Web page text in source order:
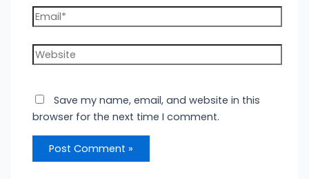
Email*
Website
Save my name, email, and website in this
browser for the next time I comment.